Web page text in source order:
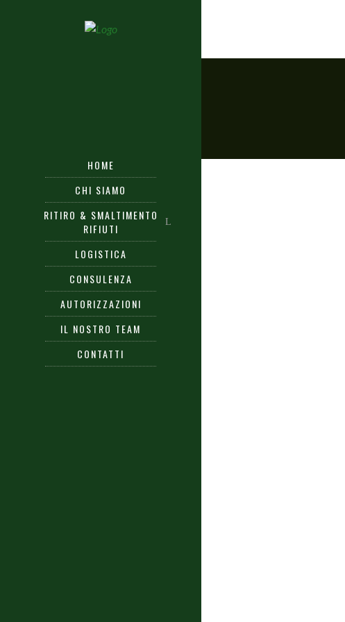
HOME
CHI SIAMO
RITIRO & SMALTIMENTO
RIFIUTI
LOGISTICA
CONSULENZA
AUTORIZZAZIONI
IL NOSTRO TEAM
CONTATTI